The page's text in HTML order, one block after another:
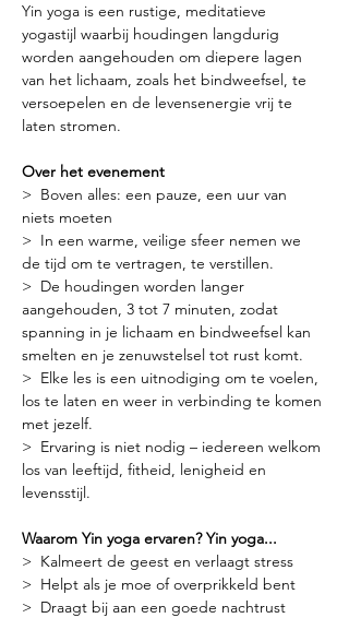
Yin yoga is een rustige, meditatieve
yogastijl waarbij houdingen langdurig
worden aangehouden om diepere lagen
van het lichaam, zoals het bindweefsel, te
versoepelen en de levensenergie vrij te
laten stromen.
Over het evenement
>  Boven alles: een pauze, een uur van
niets moeten
>  In een warme, veilige sfeer nemen we
de tijd om te vertragen, te verstillen.
>  De houdingen worden langer
aangehouden, 3 tot 7 minuten, zodat
spanning in je lichaam en bindweefsel kan
smelten en je zenuwstelsel tot rust komt.
>  Elke les is een uitnodiging om te voelen,
los te laten en weer in verbinding te komen
met jezelf.
>  Ervaring is niet nodig – iedereen welkom
los van leeftijd, fitheid, lenigheid en
levensstijl.
Waarom Yin yoga ervaren? Yin yoga...
>  Kalmeert de geest en verlaagt stress
>  Helpt als je moe of overprikkeld bent
>  Draagt bij aan een goede nachtrust